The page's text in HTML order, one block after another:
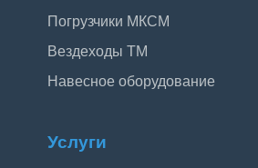
Погрузчики МКСМ
Вездеходы ТМ
Навесное оборудование
Услуги